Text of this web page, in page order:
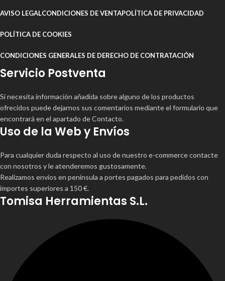
AVISO LEGALCONDICIONES DE VENTAPOLÍTICA DE PRIVACIDAD
POLÍTICA DE COOKIES
CONDICIONES GENERALES DE DERECHO DE CONTRATACIÓN
Servicio Postventa
Si necesita información añadida sobre alguno de los productos
ofrecidos puede dejarnos sus comentarios mediante el formulario que
encontrará en el apartado de Contacto.
Uso de la Web y Envíos
Para cualquier duda respecto al uso de nuestro e-commerce contacte
con nosotros y le atenderemos gustosamente.
Realizamos envíos en península a portes pagados para pedidos con
importes superiores a 150 €.
Tomisa Herramientas S.L.